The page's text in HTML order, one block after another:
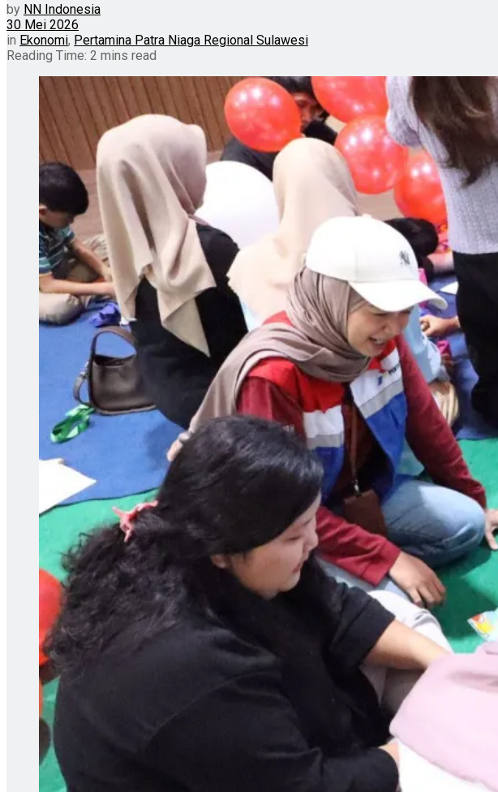
by NN Indonesia
30 Mei 2026
in Ekonomi, Pertamina Patra Niaga Regional Sulawesi
Reading Time: 2 mins read